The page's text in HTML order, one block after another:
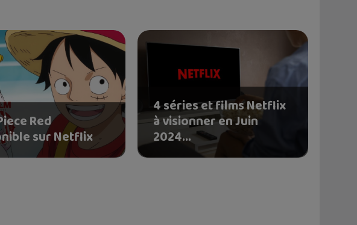
Red
sur Netflix
4 séries et films Netflix
à visionner en Juin
2024...